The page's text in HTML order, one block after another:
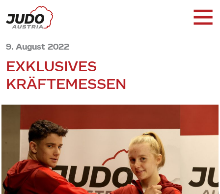
9. August 2022
EXKLUSIVES
KRÄFTEMESSEN